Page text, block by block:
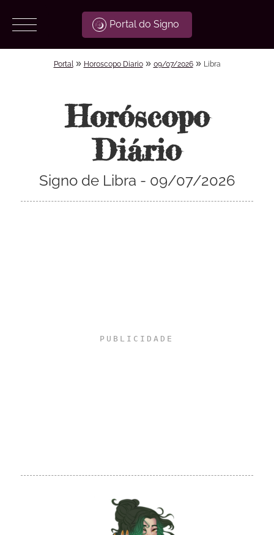
Portal do Signo
Portal » Horoscopo Diario» 09/07/2026» Libra
Horóscopo
Diário
Signo de Libra - 09/07/2026